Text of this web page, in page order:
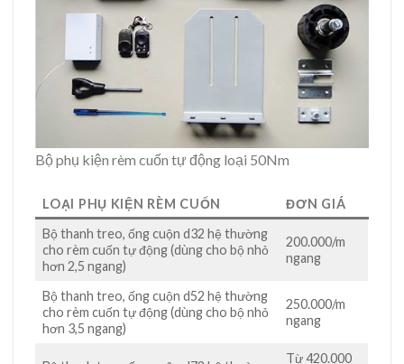
Bộ phụ kiện rèm cuốn tự động loại 50Nm
LOẠI PHỤ KIỆN RÈM CUỐN
ĐƠN GIÁ
Bộ thanh treo, ống cuộn d32 hệ thường
cho rèm cuốn tự động (dùng cho bộ nhỏ
hơn 2,5 ngang)
200.000/m
ngang
Bộ thanh treo, ống cuộn d52 hệ thường
cho rèm cuốn tự động (dùng cho bộ nhỏ
hơn 3,5 ngang)
250.000/m
ngang
Từ 420.000